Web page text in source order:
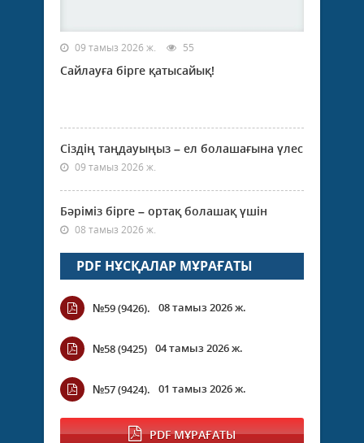
09 тамыз 2026 ж. 55
Сайлауға бірге қатысайық!
Сіздің таңдауыңыз – ел болашағына үлес
09 тамыз 2026 ж.
Бәріміз бірге – ортақ болашақ үшін
08 тамыз 2026 ж.
PDF НҰСҚАЛАР МҰРАҒАТЫ
№59 (9426). 08 тамыз 2026 ж.
№58 (9425) 04 тамыз 2026 ж.
№57 (9424). 01 тамыз 2026 ж.
PDF МҰРАҒАТЫ